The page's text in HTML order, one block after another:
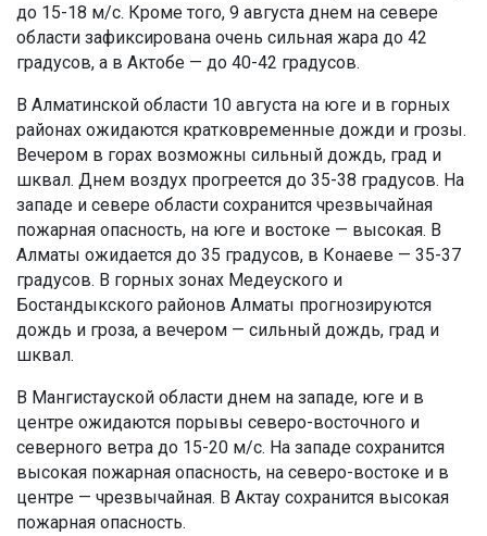
до 15-18 м/с. Кроме того, 9 августа днем на севере
области зафиксирована очень сильная жара до 42
градусов, а в Актобе — до 40-42 градусов.
В Алматинской области 10 августа на юге и в горных
районах ожидаются кратковременные дожди и грозы.
Вечером в горах возможны сильный дождь, град и
шквал. Днем воздух прогреется до 35-38 градусов. На
западе и севере области сохранится чрезвычайная
пожарная опасность, на юге и востоке — высокая. В
Алматы ожидается до 35 градусов, в Конаеве — 35-37
градусов. В горных зонах Медеуского и
Бостандыкского районов Алматы прогнозируются
дождь и гроза, а вечером — сильный дождь, град и
шквал.
В Мангистауской области днем на западе, юге и в
центре ожидаются порывы северо-восточного и
северного ветра до 15-20 м/с. На западе сохранится
высокая пожарная опасность, на северо-востоке и в
центре — чрезвычайная. В Актау сохранится высокая
пожарная опасность.